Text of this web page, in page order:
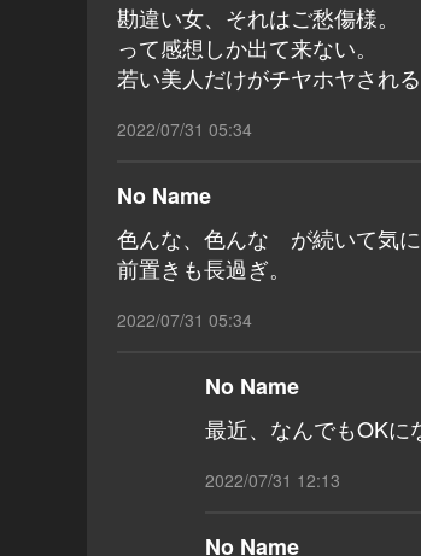
勘違い女、それはご愁傷様。
って感想しか出て来ない。
若い美人だけがチヤホヤされ
2022/07/31 05:34
No Name
色んな、色んな が続いて気に
前置きも長過ぎ。
2022/07/31 05:34
No Name
最近、なんでもOKに
2022/07/31 12:13
No Name